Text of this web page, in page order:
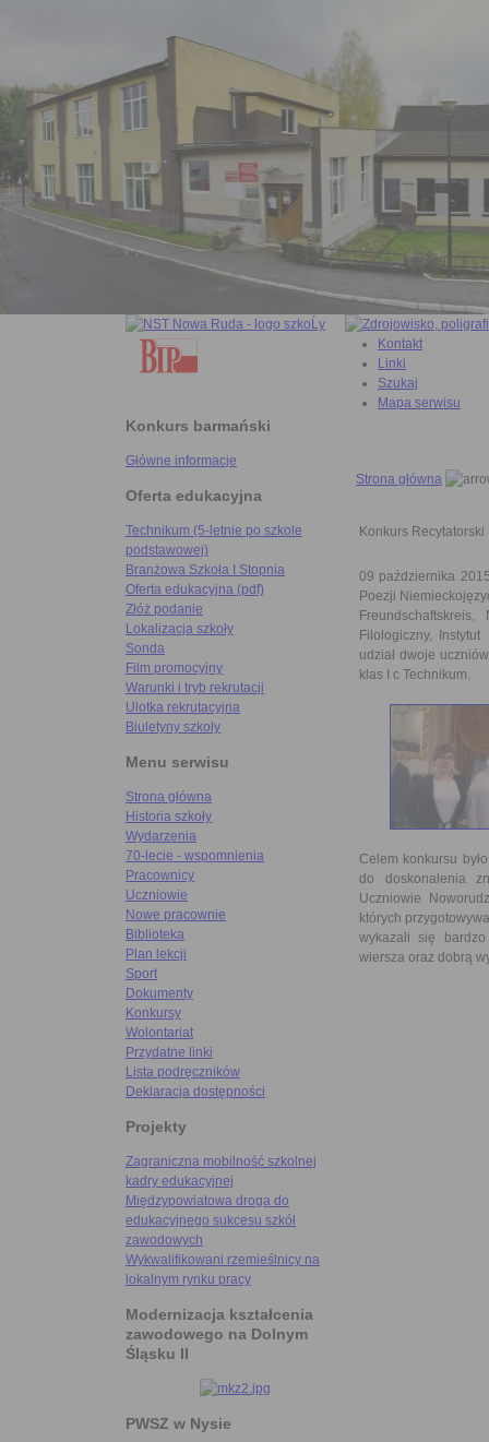
Konkurs barmański
Główne informacje
Oferta edukacyjna
Technikum (5-letnie po szkole
podstawowej)
Branżowa Szkoła I Stopnia
Oferta edukacyjna (pdf)
Złóż podanie
Lokalizacja szkoły
Sonda
Film promocyjny
Warunki i tryb rekrutacji
Ulotka rekrutacyjna
Biuletyny szkoły
Menu serwisu
Strona główna
Historia szkoły
Wydarzenia
70-lecie - wspomnienia
Pracownicy
Uczniowie
Nowe pracownie
Biblioteka
Plan lekcji
Sport
Dokumenty
Konkursy
Wolontariat
Przydatne linki
Lista podręczników
Deklaracja dostępności
Projekty
Zagraniczna mobilność szkolnej
kadry edukacyjnej
Międzypowiatowa droga do
edukacyjnego sukcesu szkół
zawodowych
Wykwalifikowani rzemieślnicy na
lokalnym rynku pracy
Modernizacja kształcenia
zawodowego na Dolnym
Śląsku II
PWSZ w Nysie
Kontakt
Linki
Szukaj
Mapa serwisu
Strona główna
Konkurs
09 października
Poezji
Filologiczny,
udział dwoje
klas I c Technikum.
Celem konkursu
do doskonalenia
Uczniowie
których
wykazali się bardzo
wiersza oraz dobrą